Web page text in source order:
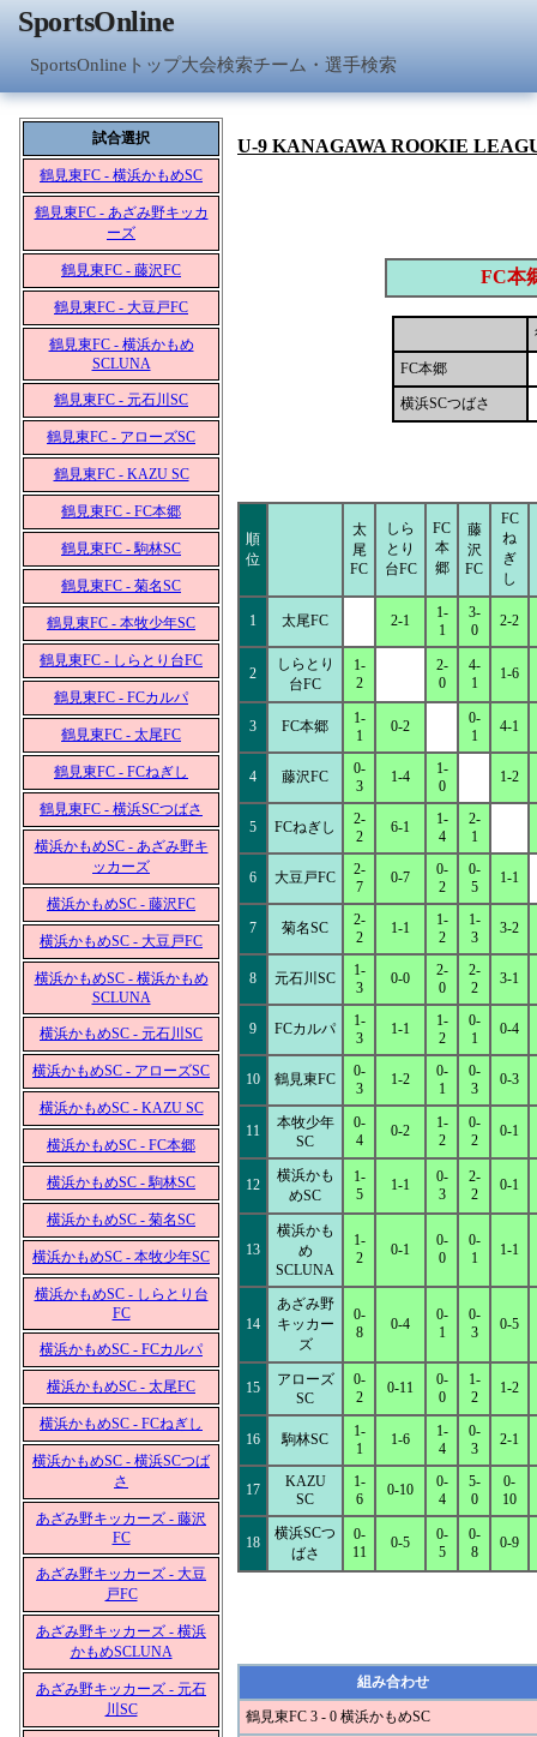
SportsOnline
SportsOnlineトップ大会検索チーム・選手検索
試合選択
鶴見東FC - 横浜かもめSC
鶴見東FC - あざみ野キッカ
ーズ
鶴見東FC - 藤沢FC
鶴見東FC - 大豆戸FC
鶴見東FC - 横浜かもめ
SCLUNA
鶴見東FC - 元石川SC
鶴見東FC - アローズSC
鶴見東FC - KAZU SC
鶴見東FC - FC本郷
鶴見東FC - 駒林SC
鶴見東FC - 菊名SC
鶴見東FC - 本牧少年SC
鶴見東FC - しらとり台FC
鶴見東FC - FCカルパ
鶴見東FC - 太尾FC
鶴見東FC - FCねぎし
鶴見東FC - 横浜SCつばさ
横浜かもめSC - あざみ野キ
ッカーズ
横浜かもめSC - 藤沢FC
横浜かもめSC - 大豆戸FC
横浜かもめSC - 横浜かもめ
SCLUNA
横浜かもめSC - 元石川SC
横浜かもめSC - アローズSC
横浜かもめSC - KAZU SC
横浜かもめSC - FC本郷
横浜かもめSC - 駒林SC
横浜かもめSC - 菊名SC
横浜かもめSC - 本牧少年SC
横浜かもめSC - しらとり台
FC
横浜かもめSC - FCカルパ
横浜かもめSC - 太尾FC
横浜かもめSC - FCねぎし
横浜かもめSC - 横浜SCつば
さ
あざみ野キッカーズ - 藤沢
FC
あざみ野キッカーズ - 大豆
戸FC
あざみ野キッカーズ - 横浜
かもめSCLUNA
あざみ野キッカーズ - 元石
川SC
U-9 KANAGAWA ROOKIE
FC本
FC本郷
横浜SCつばさ
順
位
太
尾
FC
しら
とり
台FC
FC
本
郷
藤
沢
FC
FC
ね
ぎ
し
1 太尾FC 2-1
1-
1
3-
0
2-2
2
しらとり
台FC
1-
2
2-
0
4-
1
1-6
3 FC本郷
1-
1
0-2
0-
1
4-1
4 藤沢FC
0-
3
1-4
1-
0
1-2
5 FCねぎし
2-
2
6-1
1-
4
2-
1
6 大豆戸FC
2-
7
0-7
0-
2
0-
5
1-1
7 菊名SC
2-
2
1-1
1-
2
1-
3
3-2
8 元石川SC
1-
3
0-0
2-
0
2-
2
3-1
9 FCカルパ
1-
3
1-1
1-
2
0-
1
0-4
10 鶴見東FC
0-
3
1-2
0-
1
0-
3
0-3
11
本牧少年
SC
0-
4
0-2
1-
2
0-
2
0-1
12
横浜かも
めSC
1-
5
1-1
0-
3
2-
2
0-1
13
横浜かも
め
SCLUNA
1-
2
0-1
0-
0
0-
1
1-1
14
あざみ野
キッカー
ズ
0-
8
0-4
0-
1
0-
3
0-5
15
アローズ
SC
0-
2
0-11
0-
0
1-
2
1-2
16 駒林SC
1-
1
1-6
1-
4
0-
3
2-1
17
KAZU
SC
1-
6
0-10
0-
4
5-
0
0-
10
18
横浜SCつ
ばさ
0-
11
0-5
0-
5
0-
8
0-9
組み合わせ
鶴見東FC 3 - 0 横浜かもめSC